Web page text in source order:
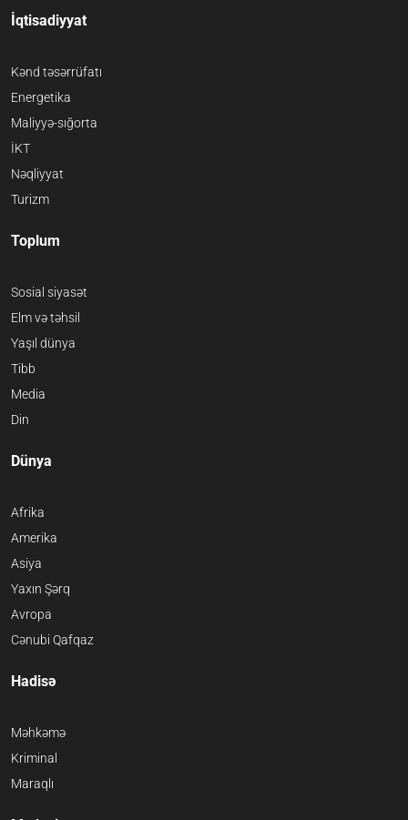
İqtisadiyyat
Kənd təsərrüfatı
Energetika
Maliyyə-sığorta
İKT
Nəqliyyat
Turizm
Toplum
Sosial siyasət
Elm və təhsil
Yaşıl dünya
Tibb
Media
Din
Dünya
Afrika
Amerika
Asiya
Yaxın Şərq
Avropa
Cənubi Qafqaz
Hadisə
Məhkəmə
Kriminal
Maraqlı